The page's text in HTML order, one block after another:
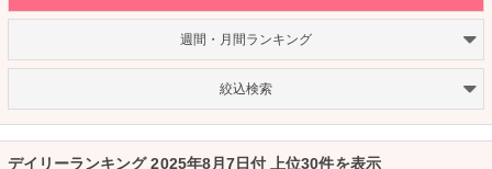
週間・月間ランキング
絞込検索
デイリーランキング 2025年8月7日付 上位30件を表示